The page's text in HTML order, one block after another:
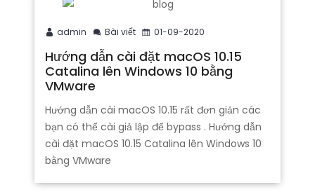
admin Bài viết 01-09-2020
Hướng dẫn cài đặt macOS 10.15
Catalina lên Windows 10 bằng
VMware
Hướng dẫn cài macOS 10.15 rất đơn giản các
bạn có thể cài giả lập để bypass . Hướng dẫn
cài đặt macOS 10.15 Catalina lên Windows 10
bằng VMware